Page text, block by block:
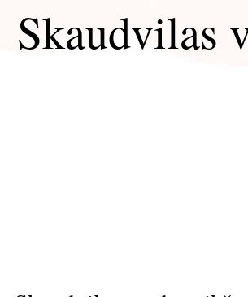
Skaudvilas